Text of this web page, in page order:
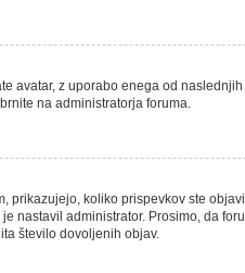
avatar, z uporabo enega od
na administratorja foruma.
prikazujejo, koliko prispevkov ste
nastavil administrator. Prosimo, da
število dovoljenih objav.